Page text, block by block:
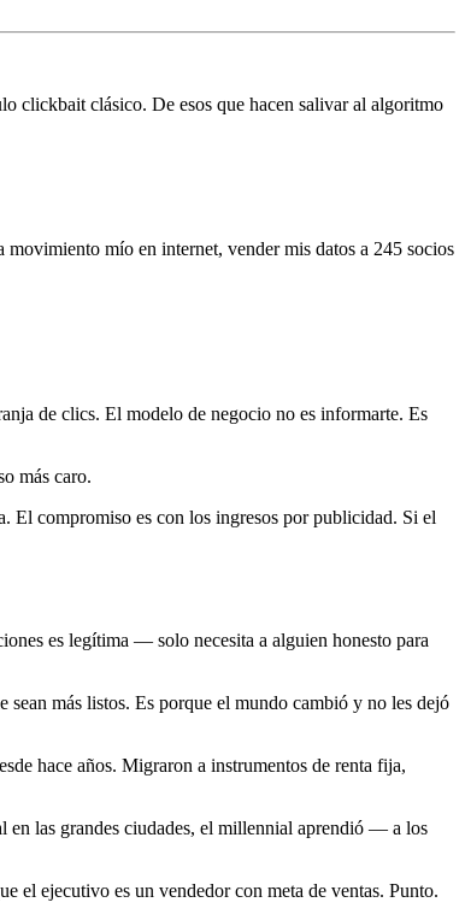
clickbait clásico. De esos que hacen salivar al algoritmo
mío en internet, vender mis datos a 245 socios
de clics. El modelo de negocio no es informarte. Es
más caro.
El compromiso es con los ingresos por publicidad. Si el
es legítima — solo necesita a alguien honesto para
más listos. Es porque el mundo cambió y no les dejó
hace años. Migraron a instrumentos de renta fija,
en las grandes ciudades, el millennial aprendió — a los
el ejecutivo es un vendedor con meta de ventas. Punto.